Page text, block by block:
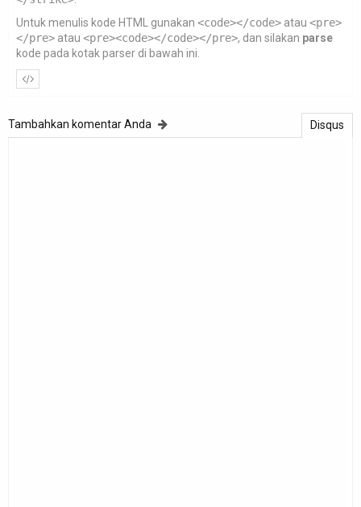
Untuk menulis kode HTML gunakan <code></code> atau <pre>
</pre> atau <pre><code></code></pre>, dan silakan parse
kode pada kotak parser di bawah ini.
Disqus
Tambahkan komentar Anda